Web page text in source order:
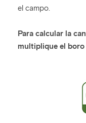
el campo.
Para calcular la
multiplique el boro